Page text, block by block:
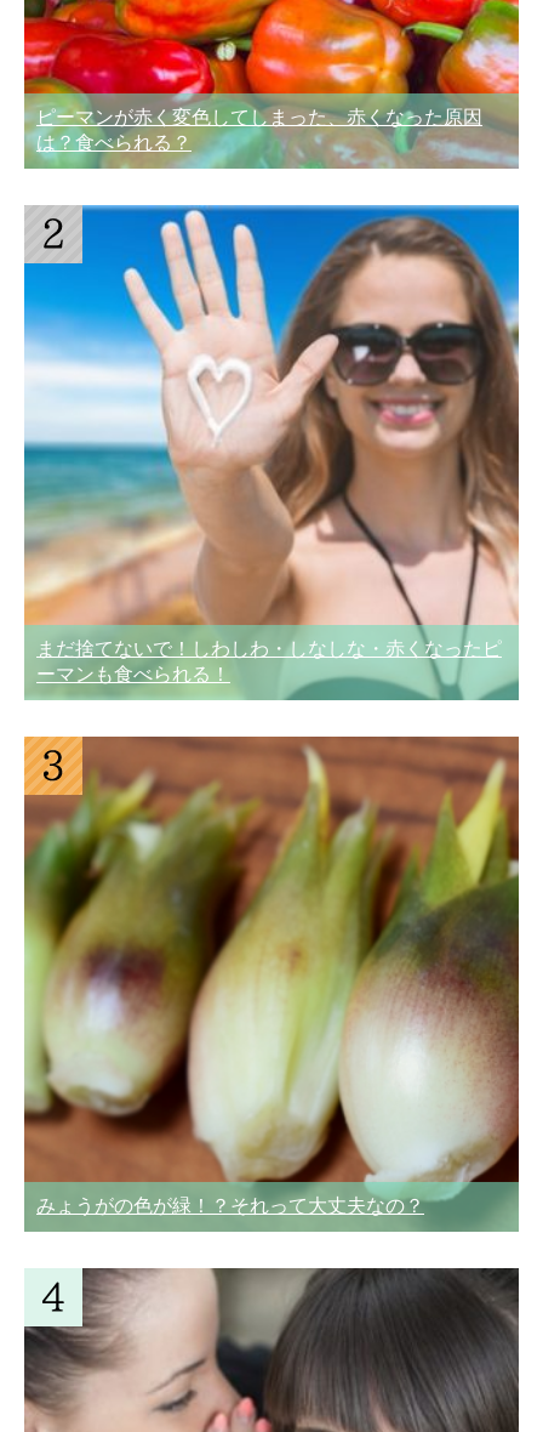
ピーマンが赤く変色してしまった、赤くなった原因
は？食べられる？
まだ捨てないで！しわしわ・しなしな・赤くなったピ
ーマンも食べられる！
みょうがの色が緑！？それって大丈夫なの？